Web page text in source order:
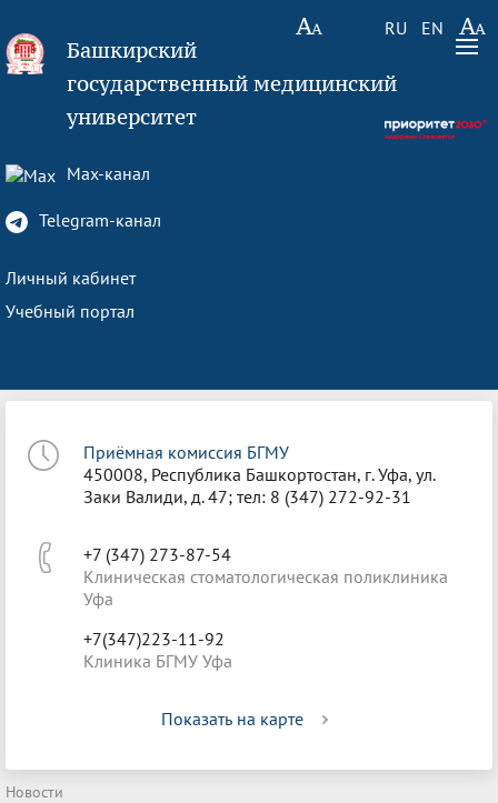
RU EN
Башкирский
государственный медицинский
университет
Max-канал
Telegram-канал
Личный кабинет
Учебный портал
Приёмная комиссия БГМУ
450008, Республика Башкортостан, г. Уфа, ул.
Заки Валиди, д. 47; тел: 8 (347) 272-92-31
+7 (347) 273-87-54
Клиническая стоматологическая поликлиника
Уфа
+7(347)223-11-92
Клиника БГМУ Уфа
Показать на карте
Новости